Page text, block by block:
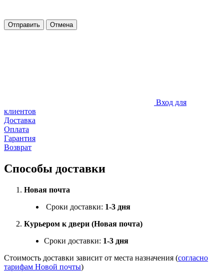
Отправить Отмена
Вход для
клиентов
Доставка
Оплата
Гарантия
Возврат
Способы доставки
Новая почта
Сроки доставки: 1-3 дня
Курьером к двери (Новая почта)
Сроки доставки: 1-3 дня
Стоимость доставки зависит от места назначения (согласно
тарифам Новой почты)